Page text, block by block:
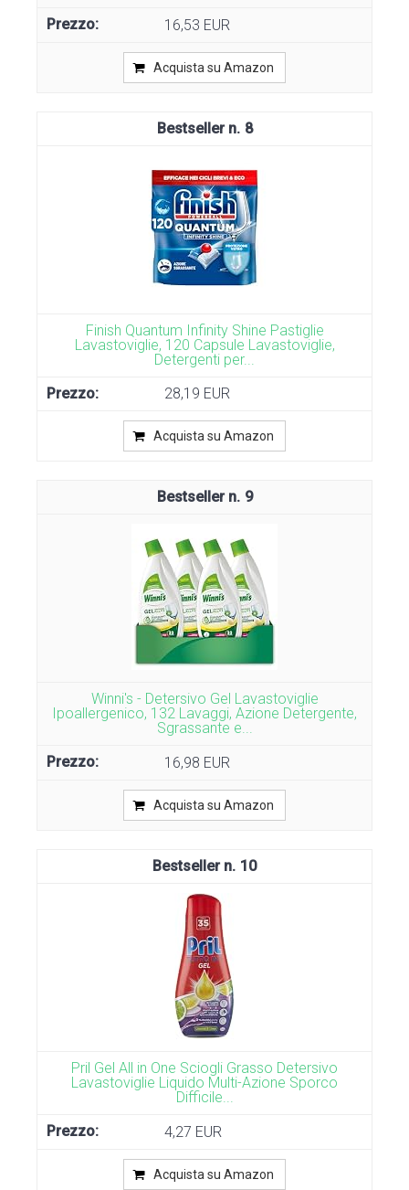
16,53 EUR
Acquista su Amazon
8
Finish Quantum Infinity Shine Pastiglie
Lavastoviglie, 120 Capsule Lavastoviglie,
Detergenti per...
28,19 EUR
Acquista su Amazon
9
Winni's - Detersivo Gel Lavastoviglie
Ipoallergenico, 132 Lavaggi, Azione Detergente,
Sgrassante e...
16,98 EUR
Acquista su Amazon
10
Pril Gel All in One Sciogli Grasso Detersivo
Lavastoviglie Liquido Multi-Azione Sporco
Difficile...
4,27 EUR
Acquista su Amazon